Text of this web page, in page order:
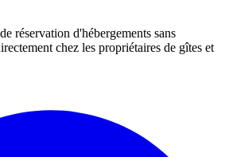
réservation d'hébergements sans
chez les propriétaires de gîtes et